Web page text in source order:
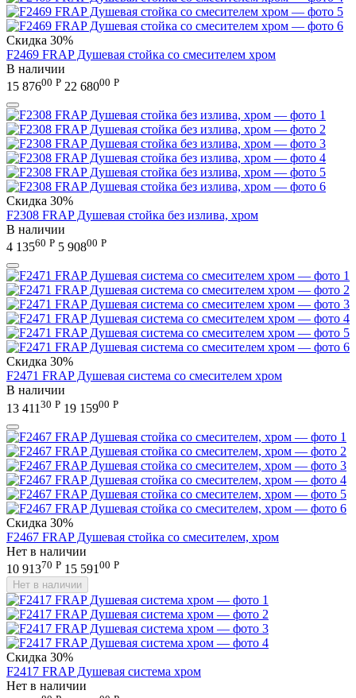
Скидка 30%
F2469 FRAP Душевая стойка со смесителем хром
В наличии
15 87600 Р 22 68000 Р
Скидка 30%
F2308 FRAP Душевая стойка без излива, хром
В наличии
4 13560 Р 5 90800 Р
Скидка 30%
F2471 FRAP Душевая система со смесителем хром
В наличии
13 411 30 Р 19 15900 Р
Скидка 30%
F2467 FRAP Душевая стойка со смесителем, хром
Нет в наличии
10 91370 Р 15 591 00 Р
Нет в наличии
Скидка 30%
F2417 FRAP Душевая система хром
Нет в наличии